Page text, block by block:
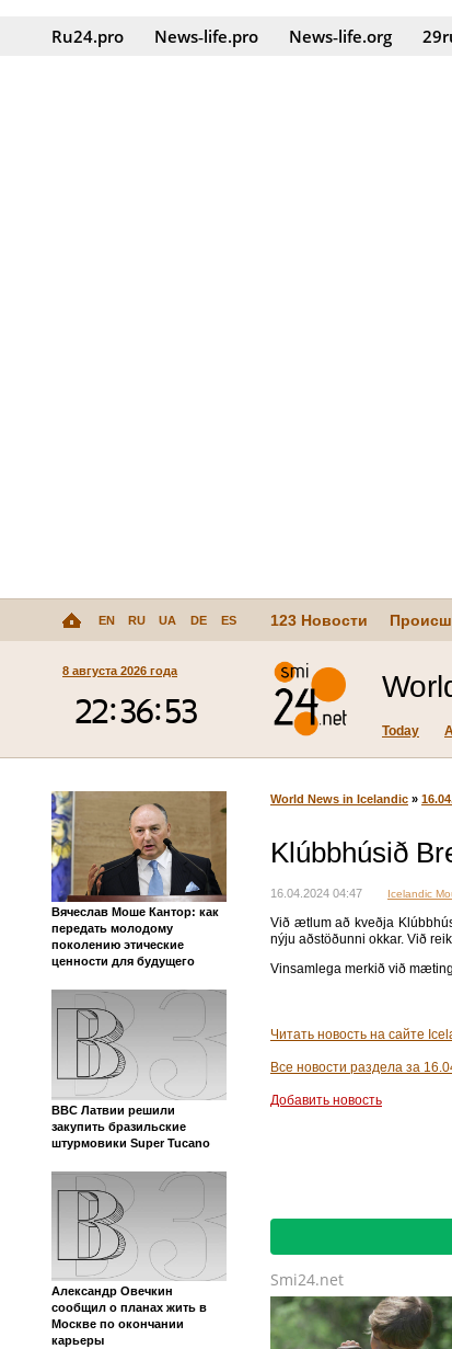
Ru24.pro News‑life.pro News‑life.org
EN RU UA DE ES 123 Новости
8 августа 2026 года
Today
Вячеслав Моше Кантор: как
передать молодому
поколению этические
ценности для будущего
ВВС Латвии решили
закупить бразильские
штурмовики Super Tucano
Александр Овечкин
сообщил о планах жить в
Москве по окончании
карьеры
World News in Icelandic »
Klúbbhúsið
16.04.2024 04:47 Icelandic
Við ætlum að kveðja
nýju aðstöðunni okkar. Við
Vinsamlega merkið við
Читать новость на сайте
Все новости раздела за
Добавить новость
Smi24.net